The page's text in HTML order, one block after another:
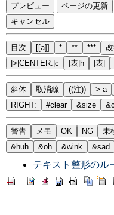
目次 [[a]] * ** ***
|>|CENTER:|c
|表|h |表|
斜体 取消線 ((注)) > a
RIGHT:
#clear &size
警告 メモ OK NG 未
&huh
&oh &wink &sad
テキスト整形のル